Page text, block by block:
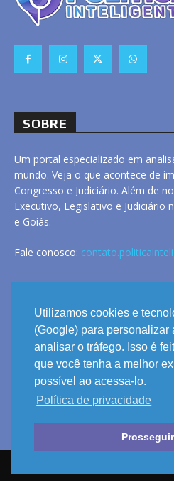
Utilizamos cookies e
(Google) para personalizar
analisar o tráfego. Isso é
que você tenha a melhor
possível ao acessa-lo.
Política de privacidade
Prosseguir
SOBRE
Um portal especializado em
mundo. Veja o que acontece de
Congresso e Judiciário. Além de
Executivo, Legislativo e Judiciário
e Goiás.
Fale conosco:
LINKS
ANUNCIE
PRIVACIDADE
CONTATO